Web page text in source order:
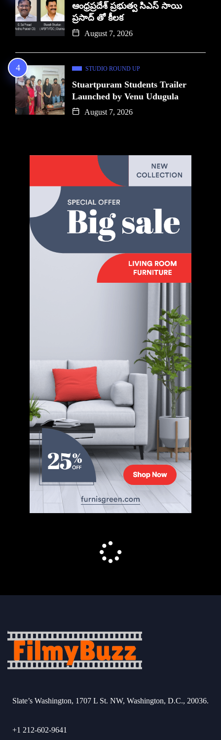
ఆంధ్రప్రదేశ్ ప్రభుత్వ సిఎస్ సాయి
ప్రసాద్ తో కీలక
August 7, 2026
STUDIO ROUND UP
Stuartpuram Students Trailer
Launched by Venu Udugula
August 7, 2026
Slate’s Washington, 1707 L St. NW, Washington, D.C., 20036.
+1 212-602-9641